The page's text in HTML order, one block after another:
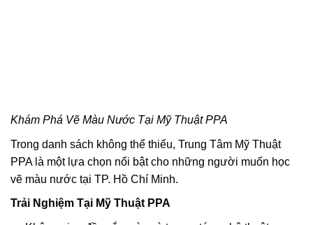
Khám Phá Vẽ Màu Nước Tại Mỹ Thuật PPA
Trong danh sách không thể thiếu, Trung Tâm Mỹ Thuật
PPA là một lựa chọn nổi bật cho những người muốn học
vẽ màu nước tại TP. Hồ Chí Minh.
Trải Nghiệm Tại Mỹ Thuật PPA